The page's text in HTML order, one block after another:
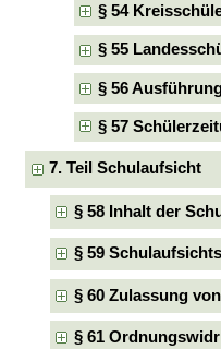
§ 54
§ 55
§ 56
§ 57
7. Teil Schulaufsicht
§ 58 Inhalt der
§ 59
§ 60 Zulassung
§ 61